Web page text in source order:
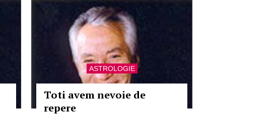
ASTROLOGIE
Toti avem nevoie de
repere